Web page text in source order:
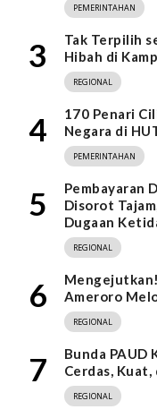
PEMERINTAHAN
3
Tak Terpilih
Hibah di
REGIONAL
4
170 Penari
Negara di
PEMERINTAHAN
5
Pembayaran
Disorot
Dugaan
REGIONAL
6
Ameroro
REGIONAL
7
Bunda PAUD
Cerdas,
REGIONAL